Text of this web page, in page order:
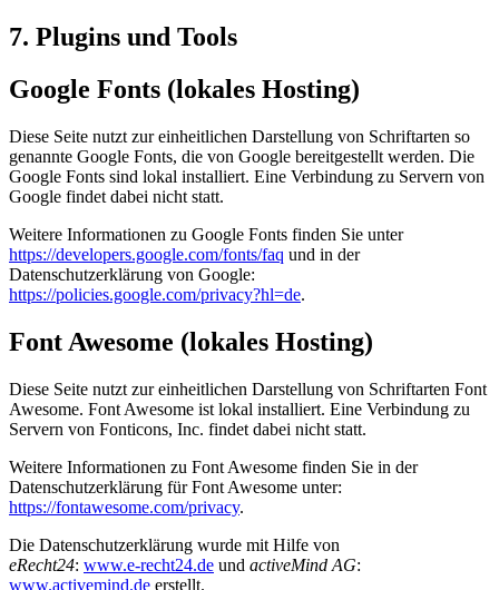
7. Plugins und Tools
Google Fonts (lokales Hosting)
Diese Seite nutzt zur einheitlichen Darstellung von Schriftarten so
genannte Google Fonts, die von Google bereitgestellt werden. Die
Google Fonts sind lokal installiert. Eine Verbindung zu Servern von
Google findet dabei nicht statt.
Weitere Informationen zu Google Fonts finden Sie unter
https://developers.google.com/fonts/faq und in der
Datenschutzerklärung von Google:
https://policies.google.com/privacy?hl=de.
Font Awesome (lokales Hosting)
Diese Seite nutzt zur einheitlichen Darstellung von Schriftarten Font
Awesome. Font Awesome ist lokal installiert. Eine Verbindung zu
Servern von Fonticons, Inc. findet dabei nicht statt.
Weitere Informationen zu Font Awesome finden Sie in der
Datenschutzerklärung für Font Awesome unter:
https://fontawesome.com/privacy.
Die Datenschutzerklärung wurde mit Hilfe von
eRecht24: www.e-recht24.de und activeMind AG:
www.activemind.de erstellt.